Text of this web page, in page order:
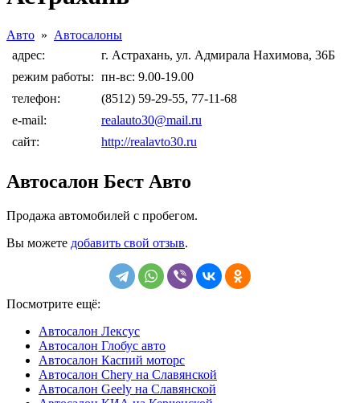
Авто » Автосалоны
адрес:
г. Астрахань, ул. Адмирала Нахимова, 36Б
режим работы: пн-вс: 9.00-19.00
телефон:
(8512) 59-29-55, 77-11-68
e-mail:
realauto30@mail.ru
сайт:
http://realavto30.ru
Автосалон Бест Авто
Продажа автомобилей с пробегом.
Вы можете добавить свой отзыв.
Посмотрите ещё:
Автосалон Лексус
Автосалон Глобус авто
Автосалон Каспий моторс
Автосалон Chery на Славянской
Автосалон Geely на Славянской